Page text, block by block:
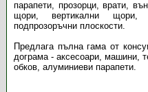
парапети, прозорци, врати,
щори, вертикални
подпрозоръчни плоскости.
Предлага пълна гама от
дограма - аксесоари, машини,
обков, алуминиеви парапети.